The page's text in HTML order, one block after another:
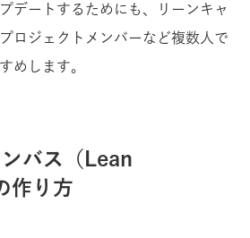
デートするためにも、リーンキャ
ロジェクトメンバーなど複数人で
めします。
バス（Lean
作り方